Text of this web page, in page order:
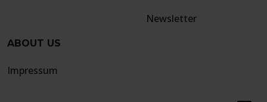
Newsletter
ABOUT US
Impressum